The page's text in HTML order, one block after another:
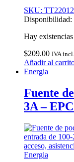
SKU:
Disponibilidad:
Hay existencias
$209.00 IVA incl.
Añadir al
Energia
Fuente
3A –
Energia